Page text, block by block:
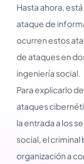
Hasta ahora,
ataque de
ocurren estos
de ataques en
ingeniería social.
Para explicarlo
ataques
la entrada a los
social, el criminal
organización a